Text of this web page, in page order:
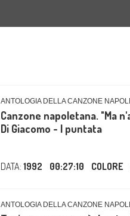
ANTOLOGIA DELLA CANZONE
Canzone napoletana. "Ma
Di Giacomo - I puntata
DATA: 1992 00:27:10 COLORE
ANTOLOGIA DELLA CANZONE